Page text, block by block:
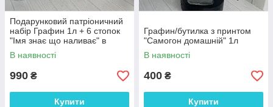
Подарунковий патріоничний
набір Графин 1л + 6 стопок
"Імя знає що наливає" в
коробці
В наявності
990 ₴
Купити
Графин/бутилка з принтом
"Самогон домашній" 1л
В наявності
400 ₴
Купити